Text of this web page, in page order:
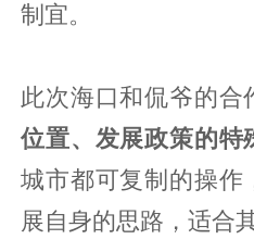
制宜。
此次海口和侃爷的合
位置、发展政策的特
城市都可复制的操作
展自身的思路，适合